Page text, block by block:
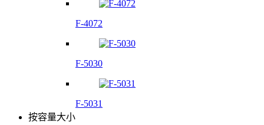
F-4072
F-5030
F-5031
按容量大小